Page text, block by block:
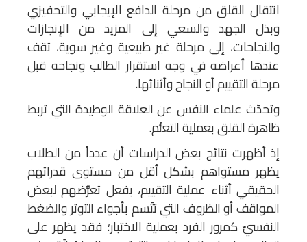
انتقال القلق من مرحلة الدافع الإيجابي والتحفيزي
وبذل الجهد والسعي إلى المزيد من الإنجازات
والنجاحات، إلى مرحلة غير طبيعية وغير سوية، تقف
عندها أعراضه في وجه استقرار الطالب ونجاحه قبل
مرحلة التقييم أو النجاح وأثنائها.
وتحدّث علماء النفس عن العلاقة الوطيدة التي تربط
ظاهرة القلق بعملية التعلُّم.
إذ أظهرت نتائج بعض الدراسات أن عدداً من الطلاب
يظهر مستواهم بشكل أقل من مستوى قدراتهم
الحقيقي أثناء عملية التقييم، بفعل تعرُّضهم لبعض
المواقف أو الظروف التي تتّسم بأجواء التوتر والضغط
النفسيّ كمرور الفرد بعملية الاختبار؛ فقد يظهر على